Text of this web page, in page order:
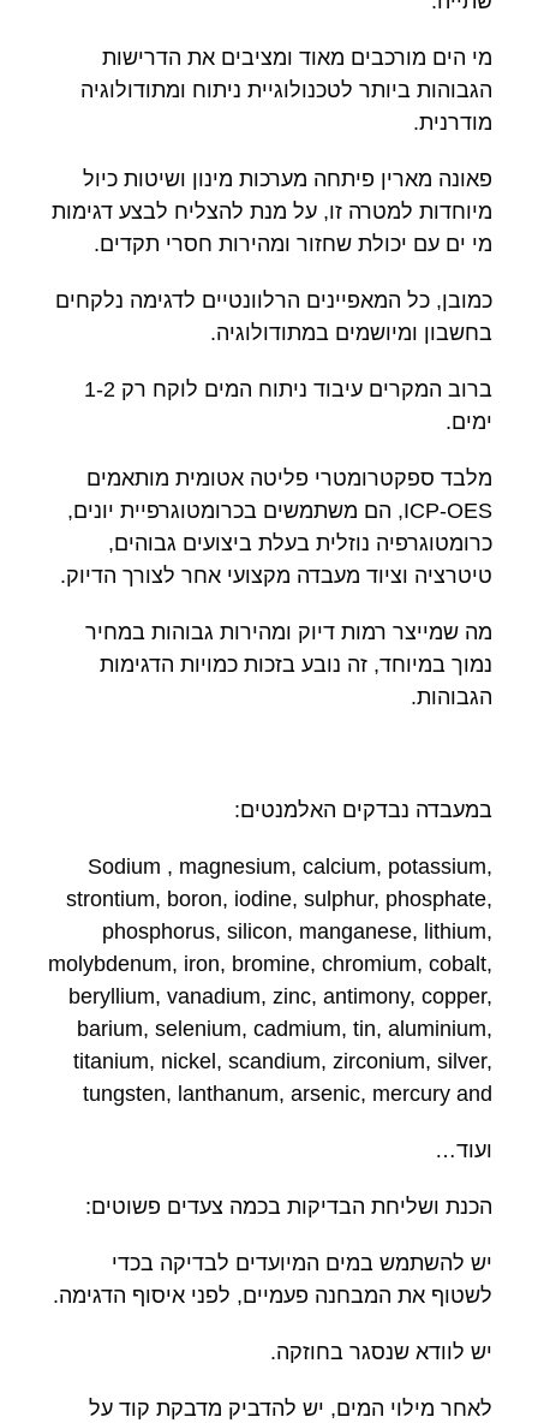
מי הים מורכבים מאוד ומציבים את הדרישות
הגבוהות ביותר לטכנולוגיית ניתוח ומתודולוגיה
מודרנית.
פאונה מארין פיתחה מערכות מינון ושיטות כיול
מיוחדות למטרה זו, על מנת להצליח לבצע דגימות
מי ים עם יכולת שחזור ומהירות חסרי תקדים.
כמובן, כל המאפיינים הרלוונטיים לדגימה נלקחים
בחשבון ומיושמים במתודולוגיה.
ברוב המקרים עיבוד ניתוח המים לוקח רק 1-2
ימים.
מלבד ספקטרומטרי פליטה אטומית מותאמים
ICP-OES, הם משתמשים בכרומטוגרפיית יונים,
כרומטוגרפיה נוזלית בעלת ביצועים גבוהים,
טיטרציה וציוד מעבדה מקצועי אחר לצורך הדיוק.
מה שמייצר רמות דיוק ומהירות גבוהות במחיר
נמוך במיוחד, זה נובע בזכות כמויות הדגימות
הגבוהות.
במעבדה נבדקים האלמנטים:
Sodium , magnesium, calcium, potassium,
strontium, boron, iodine, sulphur, phosphate,
phosphorus, silicon, manganese, lithium,
molybdenum, iron, bromine, chromium, cobalt,
beryllium, vanadium, zinc, antimony, copper,
barium, selenium, cadmium, tin, aluminium,
titanium, nickel, scandium, zirconium, silver,
tungsten, lanthanum, arsenic, mercury and
ועוד…
הכנת ושליחת הבדיקות בכמה צעדים פשוטים:
יש להשתמש במים המיועדים לבדיקה בכדי
לשטוף את המבחנה פעמיים, לפני איסוף הדגימה.
יש לוודא שנסגר בחוזקה.
לאחר מילוי המים, יש להדביק מדבקת קוד על